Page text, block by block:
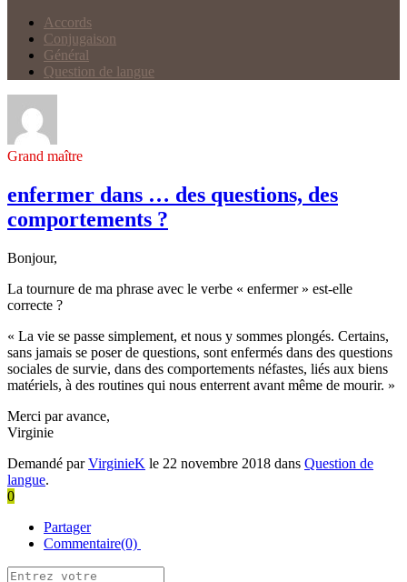
Accords
Conjugaison
Général
Question de langue
Grand maître
enfermer dans … des questions, des
comportements ?
Bonjour,
La tournure de ma phrase avec le verbe « enfermer » est-elle
correcte ?
« La vie se passe simplement, et nous y sommes plongés. Certains,
sans jamais se poser de questions, sont enfermés dans des questions
sociales de survie, dans des comportements néfastes, liés aux biens
matériels, à des routines qui nous enterrent avant même de mourir. »
Merci par avance,
Virginie
Demandé parVirginieK le 22 novembre 2018 dans Question de
langue.
0
Partager
Commentaire(0)